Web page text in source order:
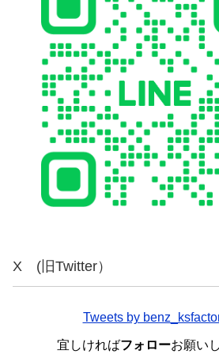
X (旧Twitter）
Tweets by
宜しければフォローお願い